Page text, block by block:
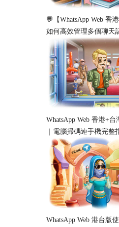
💬【WhatsApp Web 香
如何高效管理多個聊天
學）
WhatsApp Web 香港+
｜電腦掃碼連手機完整
析
WhatsApp Web 港台版